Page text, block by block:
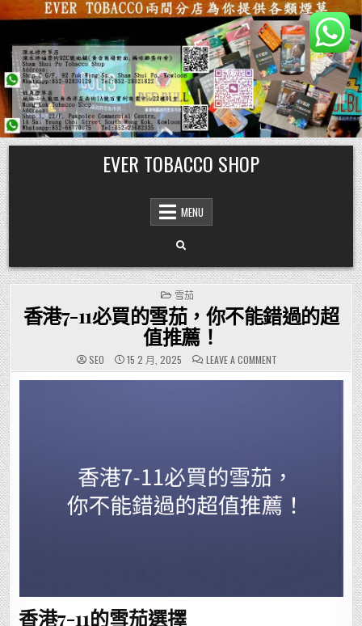
Skip
to
content
EVER TOBACCO SHOP
MENU
POSTED
IN
雪茄
香港7-11必買的雪茄，你不能錯過的超
值推薦！
SEO 15 2 月, 2025 LEAVE A COMMENT
香
港
能
錯
過
的
超
香港7-11的雪茄選擇